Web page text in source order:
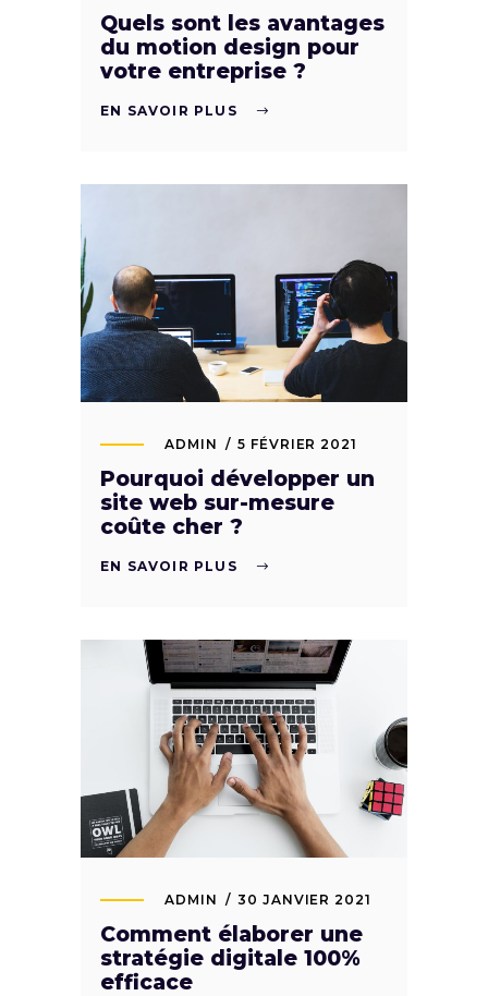
Quels sont les avantages
du motion design pour
votre entreprise ?
EN SAVOIR PLUS
ADMIN 5 FÉVRIER 2021
Pourquoi développer un
site web sur-mesure
coûte cher ?
EN SAVOIR PLUS
ADMIN 30 JANVIER 2021
Comment élaborer une
stratégie digitale 100%
efficace